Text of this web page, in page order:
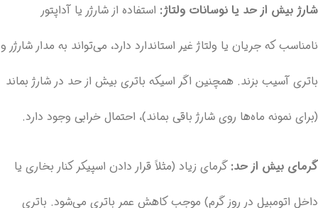
شارژ بیش از حد یا نوسانات ولتاژ: استفاده از شارژر یا آداپتور
نامناسب که جریان یا ولتاژ غیر استاندارد دارد، می‌تواند به مدار شارژر و
باتری آسیب بزند. همچنین اگر اسیکه باتری بیش از حد در شارژ بماند
(برای نمونه ماه‌ها روی شارژ باقی بماند)، احتمال خرابی وجود دارد.
گرمای بیش از حد: گرمای زیاد (مثلاً قرار دادن اسپیکر کنار بخاری یا
داخل اتومبیل در روز گرم) موجب کاهش عمر باتری می‌شود. باتری